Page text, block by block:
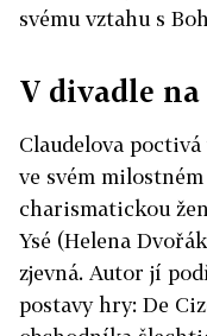
svému vztahu s
V divadle na
Claudelova
ve svém
charismatickou
Ysé (Helena
zjevná. Autor jí
postavy hry: De